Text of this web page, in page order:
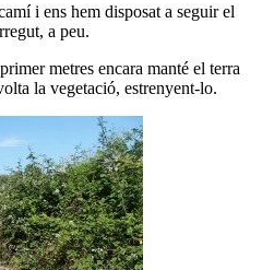
i ens hem disposat a seguir el
a peu.
metres encara manté el terra
la vegetació, estrenyent-lo.